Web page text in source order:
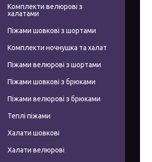
Комплекти велюрові з
халатами
Піжами шовкові з шортами
Комплекти ночнушка та халат
Піжами велюрові з шортами
Піжами шовкові з брюками
Піжами велюрові з брюками
Теплі піжами
Халати шовкові
Халати велюрові